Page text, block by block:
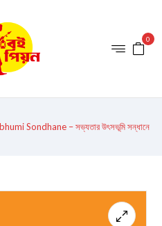
0
Sondhane – সভ্যতার উৎসভূমি সন্ধানে